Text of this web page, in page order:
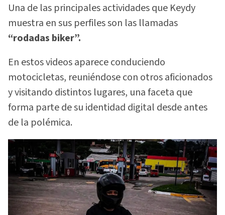
Una de las principales actividades que Keydy
muestra en sus perfiles son las llamadas
“rodadas biker”.
En estos videos aparece conduciendo
motocicletas, reuniéndose con otros aficionados
y visitando distintos lugares, una faceta que
forma parte de su identidad digital desde antes
de la polémica.